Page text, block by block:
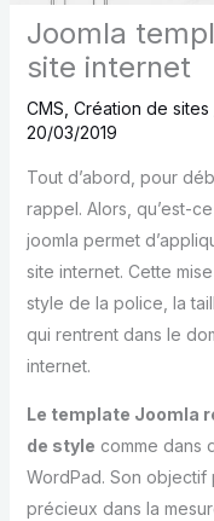
Joomla
site internet
CMS Création de sites
20/03/2019
Tout d’abord, pour
rappel. Alors, qu’est-
joomla permet
site internet. Cette
style de la police, la
qui rentrent dans le
internet.
Le template Joomla
de style comme dans
WordPad. Son objectif
précieux dans la